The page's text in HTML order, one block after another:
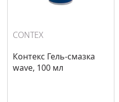
CONTEX
Контекс Гель-смазка
wave, 100 мл